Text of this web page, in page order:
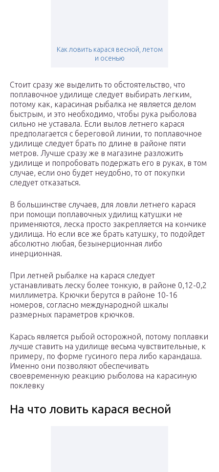
Как ловить карася весной, летом
и осенью
Стоит сразу же выделить то обстоятельство, что
поплавочное удилище следует выбирать легким,
потому как, карасиная рыбалка не является делом
быстрым, и это необходимо, чтобы рука рыболова
сильно не уставала. Если вылов летнего карася
предполагается с береговой линии, то поплавочное
удилище следует брать по длине в районе пяти
метров. Лучше сразу же в магазине разложить
удилище и попробовать подержать его в руках, в том
случае, если оно будет неудобно, то от покупки
следует отказаться.
В большинстве случаев, для ловли летнего карася
при помощи поплавочных удилищ катушки не
применяются, леска просто закрепляется на кончике
удилища. Но если все же брать катушку, то подойдет
абсолютно любая, безынерционная либо
инерционная.
При летней рыбалке на карася следует
устанавливать леску более тонкую, в районе 0,12-0,2
миллиметра. Крючки берутся в районе 10-16
номеров, согласно международной шкалы
размерных параметров крючков.
Карась является рыбой осторожной, потому поплавки
лучше ставить на удилище весьма чувствительные, к
примеру, по форме гусиного пера либо карандаша.
Именно они позволяют обеспечивать
своевременную реакцию рыболова на карасиную
поклевку
На что ловить карася весной